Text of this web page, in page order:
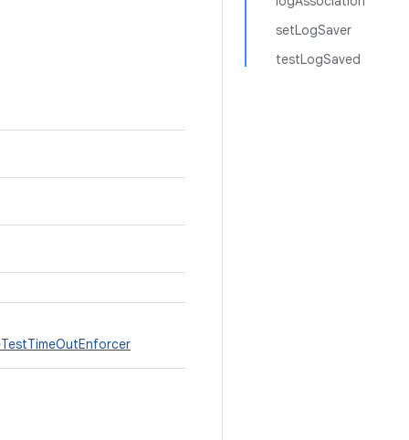
setLogSaver
testLogSaved